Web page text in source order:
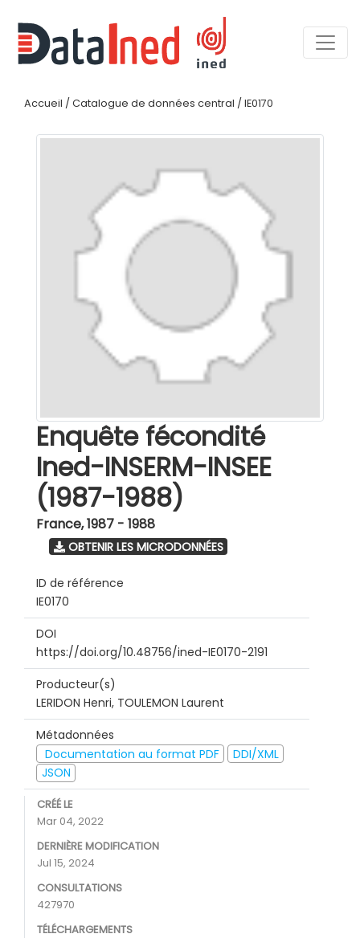
Accueil / Catalogue de données central / IE0170
Enquête fécondité
Ined-INSERM-INSEE
(1987-1988)
France,1987 - 1988
OBTENIR LES MICRODONNÉES
ID de référence
IE0170
DOI
https://doi.org/10.48756/ined-IE0170-2191
Producteur(s)
LERIDON Henri, TOULEMON Laurent
Métadonnées
Documentation au format PDF
DDI/XML
JSON
CRÉÉ LE
Mar 04, 2022
DERNIÈRE MODIFICATION
Jul 15, 2024
CONSULTATIONS
427970
TÉLÉCHARGEMENTS